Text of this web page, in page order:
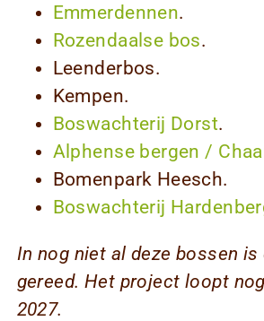
Emmerdennen.
Rozendaalse bos.
Leenderbos.
Kempen.
Boswachterij Dorst.
Alphense bergen /
Bomenpark Heesch.
Boswachterij
In nog niet al deze bossen
gereed. Het project loopt
2027.